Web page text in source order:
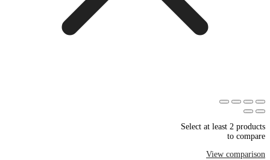
Select at least 2 products
to compare
View comparison